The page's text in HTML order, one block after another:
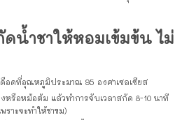
น้ำชาให้หอมเข้มข้น ไม่
ดือดที่อุณหภูมิประมาณ 95 องศาเซลเซียส
หรือหม้อต้ม แล้วทำการจับเวลาสกัด 8-10 นาที
ราะจะทำให้ชาขม)